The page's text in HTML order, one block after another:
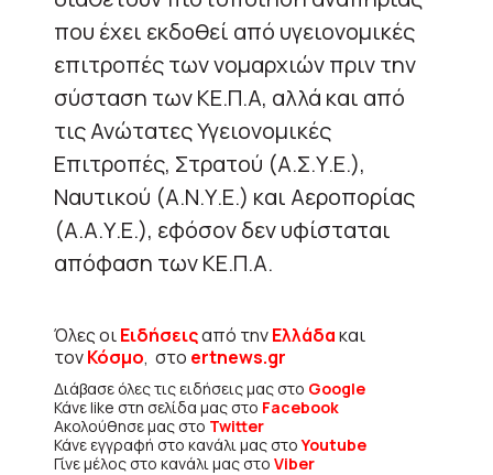
που έχει εκδοθεί από υγειονομικές
επιτροπές των νομαρχιών πριν την
σύσταση των ΚΕ.Π.Α, αλλά και από
τις Ανώτατες Υγειονομικές
Επιτροπές, Στρατού (Α.Σ.Υ.Ε.),
Ναυτικού (Α.Ν.Υ.Ε.) και Αεροπορίας
(Α.Α.Υ.Ε.), εφόσον δεν υφίσταται
απόφαση των ΚΕ.Π.Α.
Όλες οιΕιδήσειςαπό τηνΕλλάδακαι
τονΚόσμο, στο ertnews.gr
Διάβασε όλες τις ειδήσεις μας στο Google
Κάνε like στη σελίδα μας στο Facebook
Ακολούθησε μας στο Twitter
Κάνε εγγραφή στο κανάλι μας στοYoutube
Γίνε μέλος στο κανάλι μας στο Viber